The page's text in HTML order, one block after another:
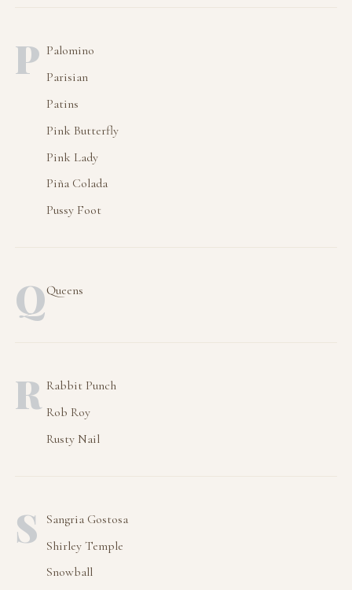
P Palomino
Parisian
Patins
Pink Butterfly
Pink Lady
Piña Colada
Pussy Foot
QQueens
R Rabbit Punch
Rob Roy
Rusty Nail
S
Sangria Gostosa
Shirley Temple
Snowball